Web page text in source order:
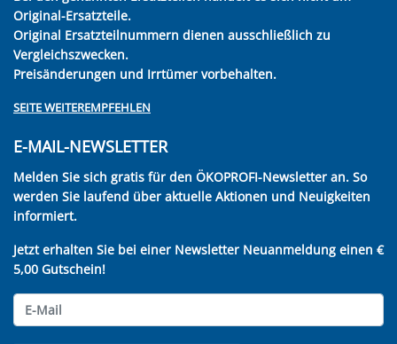
Original-Ersatzteile.
Original Ersatzteilnummern dienen ausschließlich zu
Vergleichszwecken.
Preisänderungen und Irrtümer vorbehalten.
SEITE WEITEREMPFEHLEN
E-MAIL-NEWSLETTER
Melden Sie sich gratis für den ÖKOPROFI-Newsletter an. So
werden Sie laufend über aktuelle Aktionen und Neuigkeiten
informiert.
Jetzt erhalten Sie bei einer Newsletter Neuanmeldung einen €
5,00 Gutschein!